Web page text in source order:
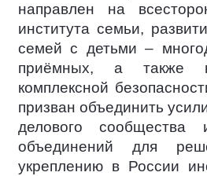
направлен на
института семьи,
семей с детьми –
приёмных, а также
комплексной
призван объединить
делового сообщества
объединений для
укреплению в России